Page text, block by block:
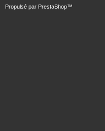
Propulsé par PrestaShop™